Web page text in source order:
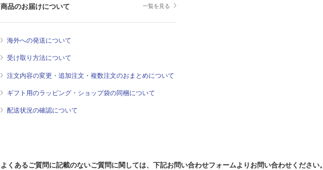
商品のお届けについて 一覧を見る
海外への発送について
受け取り方法について
注文内容の変更・追加注文・複数注文のおまとめについて
ギフト用のラッピング・ショップ袋の同梱について
配送状況の確認について
よくあるご質問に記載のないご質問に関しては、下記お問い合わせフォームよりお問い合わせください。